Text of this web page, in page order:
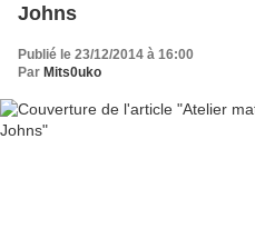
Johns
Publié le 23/12/2014 à 16:00
Par Mits0uko